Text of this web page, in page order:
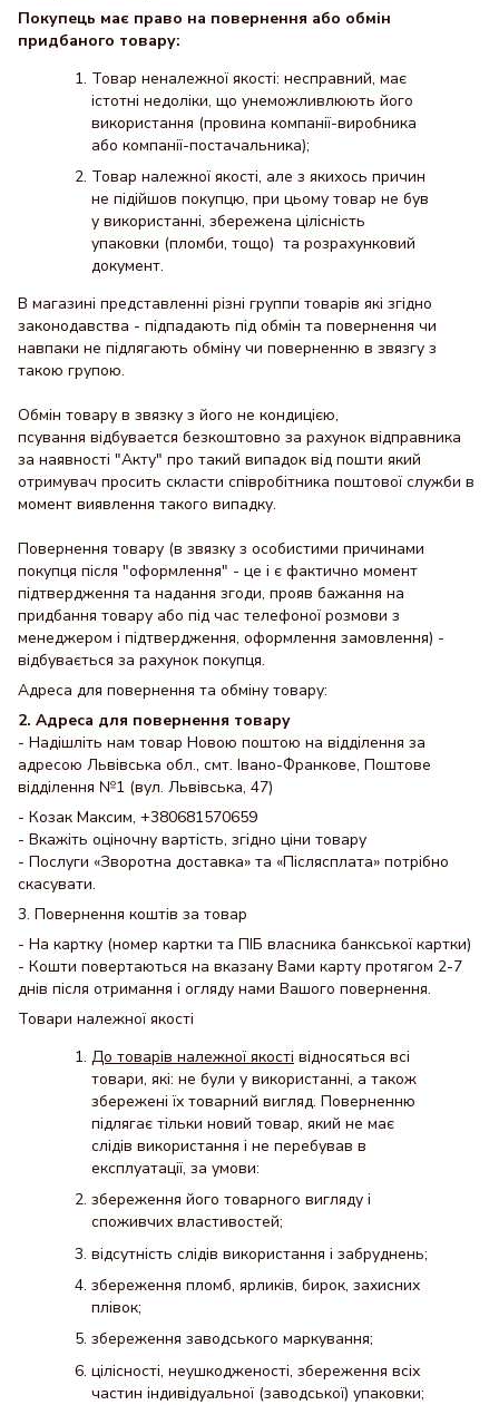
Покупець має право на повернення або обмін
придбаного товару:
Товар неналежної якості: несправний, має
істотні недоліки, що унеможливлюють його
використання (провина компанії-виробника
або компанії-постачальника);
Товар належної якості, але з якихось причин
не підійшов покупцю, при цьому товар не був
у використанні, збережена цілісність
упаковки (пломби, тощо) та розрахунковий
документ.
В магазині представленні різні группи товарів які згідно
законодавства - підпадають під обмін та повернення чи
навпаки не підлягають обміну чи поверненню в звязгу з
такою групою.
Обмін товару в звязку з його не кондицією,
псування відбувается безкоштовно за рахунок відправника
за наявності "Акту" про такий випадок від пошти який
отримувач просить скласти співробітника поштової служби в
момент виявлення такого випадку.
Повернення товару (в звязку з особистими причинами
покупця після "оформлення" - це і є фактично момент
підтвердження та надання згоди, прояв бажання на
придбання товару або під час телефоної розмови з
менеджером і підтвердження, оформлення замовлення) -
відбувається за рахунок покупця.
Адреса для повернення та обміну товару:
2. Адреса для повернення товару
- Надішліть нам товар Новою поштою на відділення за
адресою Львівська обл., смт. Івано-Франкове, Поштове
відділення №1 (вул. Львівська, 47)
- Козак Максим, +380681570659
- Вкажіть оціночну вартість, згідно ціни товару
- Послуги «Зворотна доставка» та «Післясплата» потрібно
скасувати.
3. Повернення коштів за товар
- На картку (номер картки та ПІБ власника банкської картки)
- Кошти повертаються на вказану Вами карту протягом 2-7
днів після отримання і огляду нами Вашого повернення.
Товари належної якості
До товарів належної якості відносяться всі
товари, які: не були у використанні, а також
збережені їх товарний вигляд. Поверненню
підлягає тільки новий товар, який не має
слідів використання і не перебував в
експлуатації, за умови:
збереження його товарного вигляду і
споживчих властивостей;
відсутність слідів використання і забруднень;
збереження пломб, ярликів, бирок, захисних
плівок;
збереження заводського маркування;
цілісності, неушкодженості, збереження всіх
частин індивідуальної (заводської) упаковки;